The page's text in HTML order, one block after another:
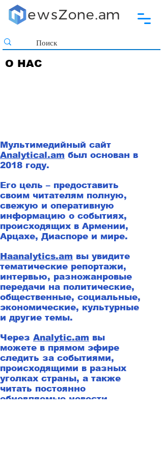
О НАС
Мультимедийный сайт
Analytical.am был основан в
2018 году.
Его цель – предоставить
своим читателям полную,
свежую и оперативную
информацию о событиях,
происходящих в Армении,
Арцахе, Диаспоре и мире.
Наanalytics.am вы увидите
тематические репортажи,
интервью, разножанровые
передачи на политические,
общественные, социальные,
экономические, культурные
и другие темы.
Через Analytic.am вы
можете в прямом эфире
следить за событиями,
происходящими в разных
уголках страны, а также
читать постоянно
обновляемые новости.